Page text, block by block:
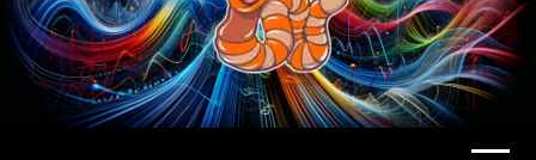
Radio